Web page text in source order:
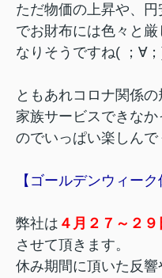
ただ物価の上昇や、
でお財布には色々と
なりそうですね( ；∀
ともあれコロナ関係
家族サービスできな
のでいっぱい楽しんで
【ゴールデンウィーク
弊社は ４月２７～２９
させて頂きます。
休み期間に頂いた反